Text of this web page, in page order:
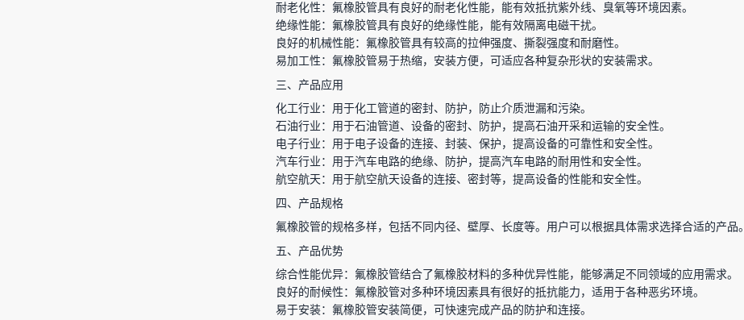
耐老化性：氟橡胶管具有良好的耐老化性能，能有效抵抗紫外线、臭氧等环境因素。
绝缘性能：氟橡胶管具有良好的绝缘性能，能有效隔离电磁干扰。
良好的机械性能：氟橡胶管具有较高的拉伸强度、撕裂强度和耐磨性。
易加工性：氟橡胶管易于热缩，安装方便，可适应各种复杂形状的安装需求。
三、产品应用
化工行业：用于化工管道的密封、防护，防止介质泄漏和污染。
石油行业：用于石油管道、设备的密封、防护，提高石油开采和运输的安全性。
电子行业：用于电子设备的连接、封装、保护，提高设备的可靠性和安全性。
汽车行业：用于汽车电路的绝缘、防护，提高汽车电路的耐用性和安全性。
航空航天：用于航空航天设备的连接、密封等，提高设备的性能和安全性。
四、产品规格
氟橡胶管的规格多样，包括不同内径、壁厚、长度等。用户可以根据具体需求选择合适的产品。
五、产品优势
综合性能优异：氟橡胶管结合了氟橡胶材料的多种优异性能，能够满足不同领域的应用需求。
良好的耐候性：氟橡胶管对多种环境因素具有很好的抵抗能力，适用于各种恶劣环境。
易于安装：氟橡胶管安装简便，可快速完成产品的防护和连接。